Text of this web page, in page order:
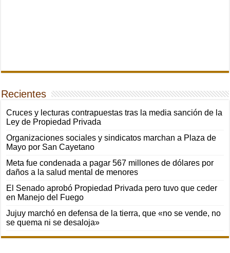
Recientes
Cruces y lecturas contrapuestas tras la media sanción de la
Ley de Propiedad Privada
Organizaciones sociales y sindicatos marchan a Plaza de
Mayo por San Cayetano
Meta fue condenada a pagar 567 millones de dólares por
daños a la salud mental de menores
El Senado aprobó Propiedad Privada pero tuvo que ceder
en Manejo del Fuego
Jujuy marchó en defensa de la tierra, que «no se vende, no
se quema ni se desaloja»